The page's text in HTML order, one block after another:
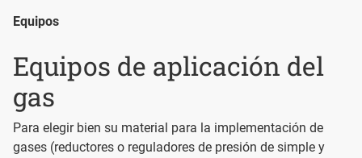
Equipos
Equipos de aplicación del
gas
Para elegir bien su material para la implementación de
gases (reductores o reguladores de presión de simple y